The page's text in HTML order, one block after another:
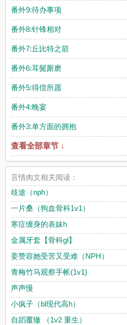
番外9:待办事项
番外8:针锋相对
番外7:丘比特之箭
番外6:耳鬓厮磨
番外5:得偿所愿
番外4:晚宴
番外3:单方面的拥抱
查看全部章节 ↓
言情肉文相关阅读：
歧途（nph）
一片桑（狗血骨科1v1）
寒症缠身的表妹h
金属牙套【骨科gl】
姜赞容她受苦又受难（NPH）
青梅竹马观察手帐(1v1)
声声慢
小疯子（bl现代高h）
自蹈覆辙 （1v2 重生）